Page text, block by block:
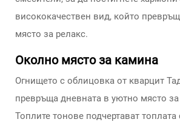
висококачествен вид, който
място за релакс.
Околно място за камина
Огнището с облицовка от кварцит
превръща дневната в уютно място
Топлите тонове подчертават топлата